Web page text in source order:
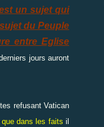
un sujet qui
du Peuple
entre Eglise
jours auront
refusant Vatican
que dans les faits il